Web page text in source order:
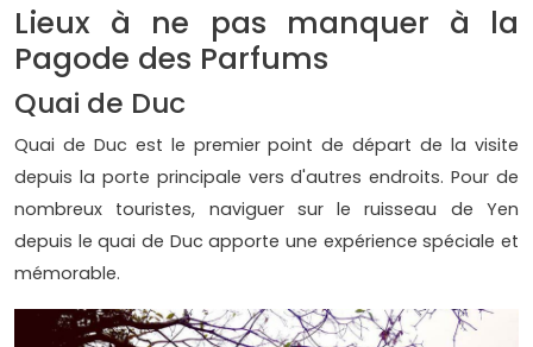
Lieux à ne pas manquer à la
Pagode des Parfums
Quai de Duc
Quai de Duc est le premier point de départ de la visite
depuis la porte principale vers d'autres endroits. Pour de
nombreux touristes, naviguer sur le ruisseau de Yen
depuis le quai de Duc apporte une expérience spéciale et
mémorable.